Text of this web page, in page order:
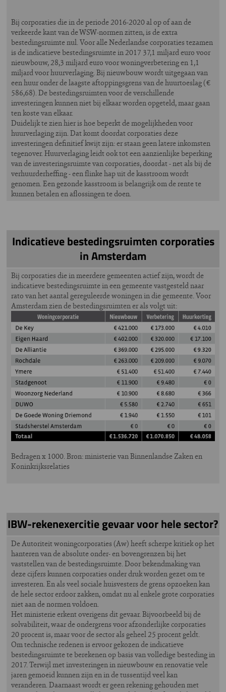
Bij corporaties die in de periode 2016-2020 al op of aan de
verkeerde kant van de WSW-normen zitten, is de extra
bestedingsruimte nul. Voor alle Nederlandse corporaties tezamen
is de indicatieve bestedingsruimte in 2017 37,1 miljard euro voor
nieuwbouw, 28,3 miljard euro voor woningverbetering en 1,1
miljard voor huurverlaging. Bij nieuwbouw wordt uitgegaan van
een huur onder de laagste aftoppingsgrens van de huurtoeslag (€
586,68). De bestedingsruimten voor de verschillende
investeringen kunnen niet bij elkaar worden opgeteld, maar gaan
ten koste van elkaar.
Duidelijk te zien hier is hoe beperkt de mogelijkheden voor
huurverlaging zijn. Dat komt doordat corporaties deze
investeringen definitief kwijt zijn: er staan geen latere inkomsten
tegenover. Huurverlaging leidt ook tot een aanzienlijke beperking
van de investeringsruimte van corporaties, doordat - net als bij de
verhuurderheffing - een flinke hap uit de kasstroom wordt
genomen. Een gezonde kasstroom is belangrijk om de rente te
kunnen betalen en aflossingen te doen.
Indicatieve bestedingsruimten corporaties
in Amsterdam
Bij corporaties die in meerdere gemeenten actief zijn, wordt de
indicatieve bestedingsruimte in een gemeente vastgesteld naar
rato van het aantal gereguleerde woningen in die gemeente. Voor
Amsterdam zien de bestedingsruimten er als volgt uit:
Bedragen x 1000. Bron: ministerie van Binnenlandse Zaken en
Koninkrijksrelaties
IBW-rekenexercitie gevaar voor hele sector?
De Autoriteit woningcorporaties (Aw) heeft scherpe kritiek op het
hanteren van de absolute onder- en bovengrenzen bij het
vaststellen van de bestedingsruimte. Door bekendmaking van
deze cijfers kunnen corporaties onder druk worden gezet om te
investeren. En als veel sociale huisvesters de grens opzoeken kan
de hele sector erdoor zakken, omdat nu al enkele grote corporaties
niet aan de normen voldoen.
Het ministerie erkent overigens dit gevaar. Bijvoorbeeld bij de
solvabiliteit, waar de ondergrens voor afzonderlijke corporaties
20 procent is, maar voor de sector als geheel 25 procent geldt.
Om technische redenen is ervoor gekozen de indicatieve
bestedingsruimte te berekenen op basis van volledige besteding in
2017. Terwijl met investeringen in nieuwbouw en renovatie vele
jaren gemoeid kunnen zijn en in de tussentijd veel kan
veranderen. Daarnaast wordt er geen rekening gehouden met